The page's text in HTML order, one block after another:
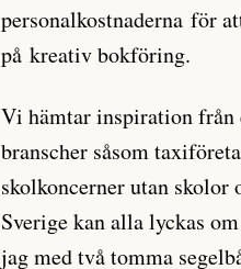
personalkostnaderna för
på kreativ bokföring.
Vi hämtar inspiration från
branscher såsom
skolkoncerner utan skolor
Sverige kan alla lyckas
jag med två tomma